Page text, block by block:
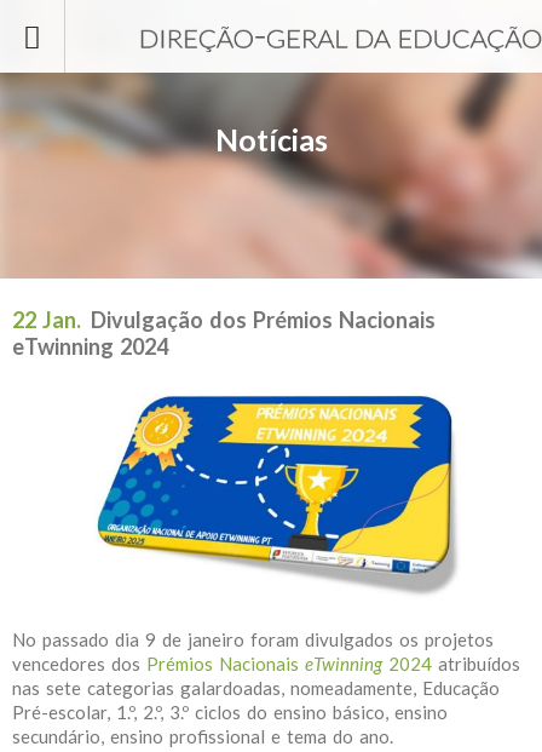
Notícias
22 Jan. Divulgação dos Prémios Nacionais
eTwinning 2024
No passado dia 9 de janeiro foram divulgados os projetos
vencedores dos Prémios Nacionais eTwinning2024 atribuídos
nas sete categorias galardoadas, nomeadamente, Educação
Pré-escolar, 1.º, 2.º, 3.º ciclos do ensino básico, ensino
secundário, ensino profissional e tema do ano.